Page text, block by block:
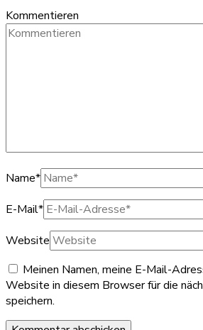
Kommentieren
Name*
E-Mail*
Website
Meinen Namen, meine E-Mail-
Website in diesem Browser für die
speichern.